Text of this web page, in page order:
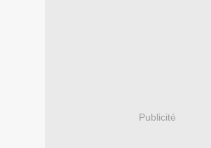
Publicité